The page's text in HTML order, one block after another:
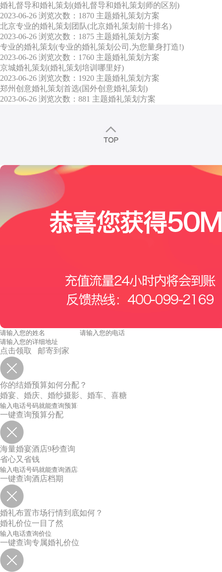
婚礼督导和婚礼策划(婚礼督导和婚礼策划师的区别)
2023-06-26 浏览次数：1870 主题婚礼策划方案
北京专业的婚礼策划团队(北京婚礼策划前十排名)
2023-06-26 浏览次数：1875 主题婚礼策划方案
专业的婚礼策划(专业的婚礼策划公司,为您量身打造!)
2023-06-26 浏览次数：1760 主题婚礼策划方案
京城婚礼策划(婚礼策划培训哪里好)
2023-06-26 浏览次数：1920 主题婚礼策划方案
郑州创意婚礼策划首选(国外创意婚礼策划)
2023-06-26 浏览次数：881 主题婚礼策划方案
点击领取 邮寄到家
你的结婚预算如何分配？
婚宴、婚庆、婚纱摄影、婚车、喜糖
一键查询预算分配
海量婚宴酒店9秒查询
省心又省钱
一键查询酒店档期
婚礼布置市场行情到底如何？
婚礼价位一目了然
一键查询专属婚礼价位